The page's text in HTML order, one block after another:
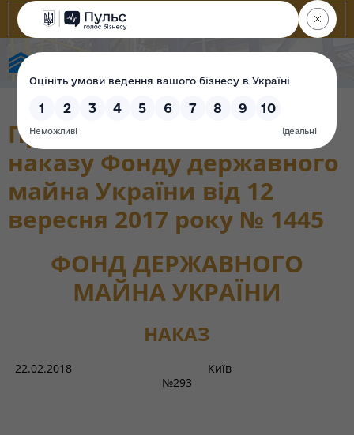
Про внесення змін до
наказу Фонду державного
майна України від 12
вересня 2017 року № 1445
ФОНД ДЕРЖАВНОГО
МАЙНА УКРАЇНИ
НАКАЗ
22.02.2018 Київ
№293